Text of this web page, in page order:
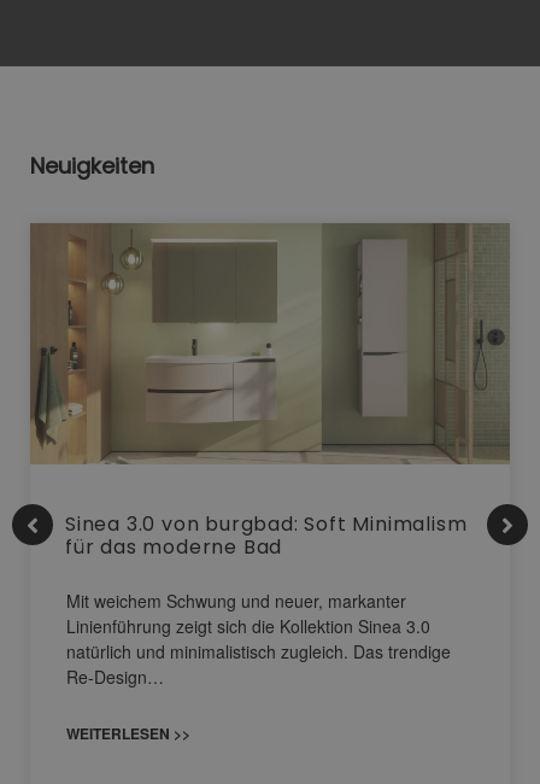
Neuigkeiten
Sinea 3.0 von burgbad: Soft Minimalism
für das moderne Bad
Mit weichem Schwung und neuer, markanter
Linienführung zeigt sich die Kollektion Sinea 3.0
natürlich und minimalistisch zugleich. Das trendige
Re-Design…
WEITERLESEN >>